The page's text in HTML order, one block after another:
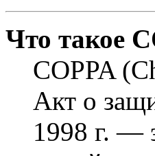
Что такое
COPPA
Акт о
1998 г. —